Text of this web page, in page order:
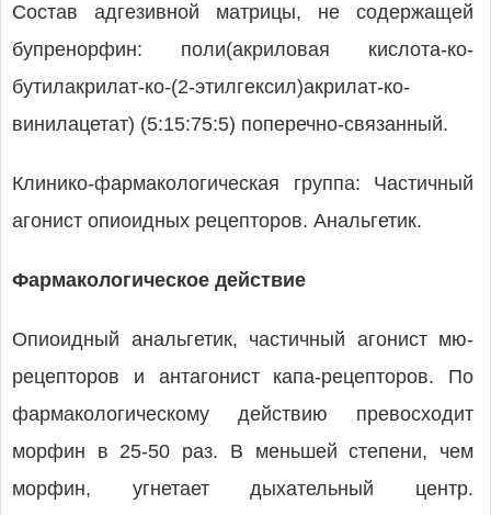
Состав адгезивной матрицы, не содержащей
бупренорфин: поли(акриловая кислота-ко-
бутилакрилат-ко-(2-этилгексил)акрилат-ко-
винилацетат) (5:15:75:5) поперечно-связанный.
Клинико-фармакологическая группа: Частичный
агонист опиоидных рецепторов. Анальгетик.
Фармакологическое действие
Опиоидный анальгетик, частичный агонист мю-
рецепторов и антагонист капа-рецепторов. По
фармакологическому действию превосходит
морфин в 25-50 раз. В меньшей степени, чем
морфин, угнетает дыхательный центр.